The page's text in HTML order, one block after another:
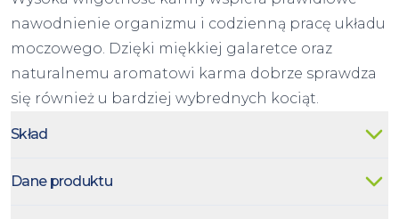
nawodnienie organizmu i codzienną pracę układu
moczowego. Dzięki miękkiej galaretce oraz
naturalnemu aromatowi karma dobrze sprawdza
się również u bardziej wybrednych kociąt.
Skład
Dane produktu